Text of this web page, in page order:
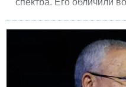
спектра. Его обличили